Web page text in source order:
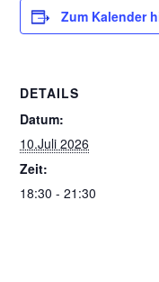
Zum Kalender
DETAILS
Datum:
10.Juli 2026
Zeit:
18:30 - 21:30